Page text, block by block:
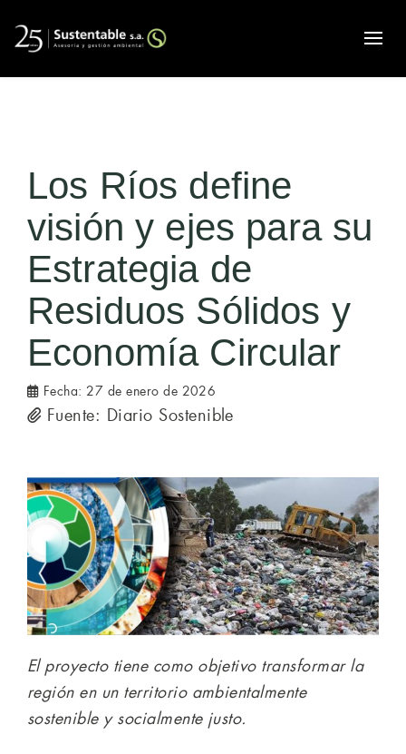
Los Ríos define
visión y ejes para su
Estrategia de
Residuos Sólidos y
Economía Circular
Fecha: 27 de enero de 2026
Fuente: Diario Sostenible
El proyecto tiene como objetivo transformar la
región en un territorio ambientalmente
sostenible y socialmente justo.